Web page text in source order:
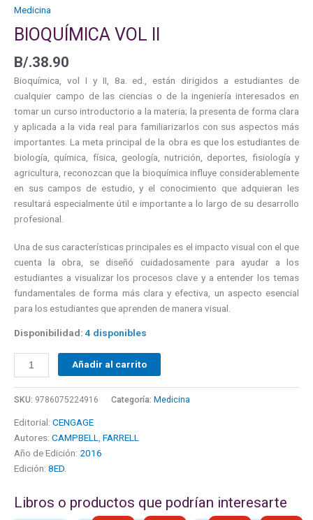
Medicina
BIOQUÍMICA VOL II
B/.38.90
Bioquímica, vol I y II, 8a. ed., están dirigidos a estudiantes de
cualquier campo de las ciencias o de la ingeniería interesados en
tomar un curso introductorio a la materia; la presenta de forma clara
y aplicada a la vida real para familiarizarlos con sus aspectos más
importantes. La meta principal de la obra es que los estudiantes de
biología, química, física, geología, nutrición, deportes, fisiología y
agricultura, reconozcan que la bioquímica influye considerablemente
en sus campos de estudio, y el conocimiento que adquieran les
resultará especialmente útil e importante a lo largo de su desarrollo
profesional.
Una de sus características principales es el impacto visual con el que
cuenta la obra, se diseñó cuidadosamente para ayudar a los
estudiantes a visualizar los procesos clave y a entender los temas
fundamentales de forma más clara y efectiva, un aspecto esencial
para los estudiantes que aprenden de manera visual.
Disponibilidad: 4 disponibles
Añadir al carrito
SKU: 9786075224916 Categoría: Medicina
Editorial: CENGAGE
Autores: CAMPBELL
FARRELL
Año de Edición: 2016
Edición: 8ED.
Libros o productos que podrían interesarte